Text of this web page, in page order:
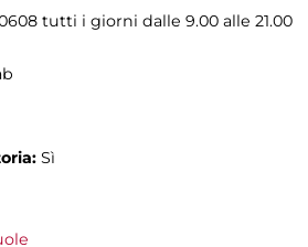
tutti i giorni dalle 9.00 alle 21.00
Sì